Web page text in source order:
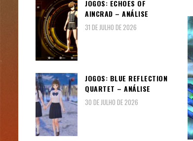
JOGOS: ECHOES OF
AINCRAD – ANÁLISE
31 DE JULHO DE 2026
JOGOS: BLUE REFLECTION
QUARTET – ANÁLISE
30 DE JULHO DE 2026